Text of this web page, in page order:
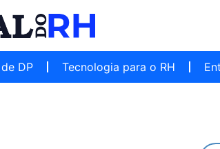
DP Tecnologia para o RH